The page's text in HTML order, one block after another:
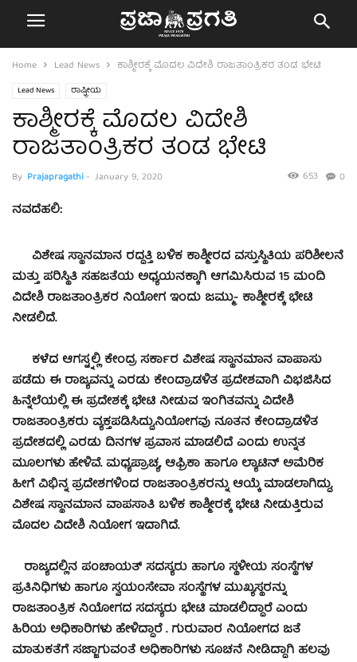
Home Lead News ಕಾಶ್ಮೀರಕ್ಕೆ ಮೊದಲ ವಿದೇಶಿ ರಾಜತಾಂತ್ರಿಕರ ತಂಡ ಭೇಟಿ
Lead News ರಾಷ್ಟ್ರೀಯ
ಕಾಶ್ಮೀರಕ್ಕೆ ಮೊದಲ ವಿದೇಶಿ
ರಾಜತಾಂತ್ರಿಕರ ತಂಡ ಭೇಟಿ
By Prajapragathi- January 9, 2020 0
653
ನವದೆಹಲಿ:
ವಿಶೇಷ ಸ್ಥಾನಮಾನ ರದ್ದತ್ತಿ ಬಳಿಕ ಕಾಶ್ಮೀರದ ವಸ್ತುಸ್ಥಿತಿಯ ಪರಿಶೀಲನೆ
ಮತ್ತು ಪರಿಸ್ಥಿತಿ ಸಹಜತೆಯ ಅಧ್ಯಯನಕ್ಕಾಗಿ ಆಗಮಿಸಿರುವ 15 ಮಂದಿ
ವಿದೇಶಿ ರಾಜತಾಂತ್ರಿಕರ ನಿಯೋಗ ಇಂದು ಜಮ್ಮು- ಕಾಶ್ಮೀರಕ್ಕೆ ಭೇಟಿ
ನೀಡಲಿದೆ.
ಕಳೆದ ಆಗಸ್ಟ್ನಲ್ಲಿ ಕೇಂದ್ರ ಸರ್ಕಾರ ವಿಶೇಷ ಸ್ಥಾನಮಾನ ವಾಪಾಸು
ಪಡೆದು ಈ ರಾಜ್ಯವನ್ನು ಎರಡು ಕೇಂದ್ರಾಡಳಿತ ಪ್ರದೇಶವಾಗಿ ವಿಭಜಿಸಿದ
ಹಿನ್ನೆಲೆಯಲ್ಲಿ ಈ ಪ್ರದೇಶಕ್ಕೆ ಭೇಟಿ ನೀಡುವ ಇಂಗಿತವನ್ನು ವಿದೇಶಿ
ರಾಜತಾಂತ್ರಿಕರು ವ್ಯಕ್ತಪಡಿಸಿದ್ದು,ನಿಯೋಗವು ನೂತನ ಕೇಂದ್ರಾಡಳಿತ
ಪ್ರದೇಶದಲ್ಲಿ ಎರಡು ದಿನಗಳ ಪ್ರವಾಸ ಮಾಡಲಿದೆ ಎಂದು ಉನ್ನತ
ಮೂಲಗಳು ಹೇಳಿವೆ. ಮಧ್ಯಪ್ರಾಚ್ಯ, ಆಫ್ರಿಕಾ ಹಾಗೂ ಲ್ಯಾಟಿನ್ ಅಮೆರಿಕ
ಹೀಗೆ ವಿಭಿನ್ನ ಪ್ರದೇಶಗಳಿಂದ ರಾಜತಾಂತ್ರಿಕರನ್ನು ಆಯ್ಕೆ ಮಾಡಲಾಗಿದ್ದು,
ವಿಶೇಷ ಸ್ಥಾನಮಾನ ವಾಪಸಾತಿ ಬಳಿಕ ಕಾಶ್ಮೀರಕ್ಕೆ ಭೇಟಿ ನೀಡುತ್ತಿರುವ
ಮೊದಲ ವಿದೇಶಿ ನಿಯೋಗ ಇದಾಗಿದೆ.
ರಾಜ್ಯದಲ್ಲಿನ ಪಂಚಾಯತ್ ಸದಸ್ಯರು ಹಾಗೂ ಸ್ಥಳೀಯ ಸಂಸ್ಥೆಗಳ
ಪ್ರತಿನಿಧಿಗಳು ಹಾಗೂ ಸ್ವಯಂಸೇವಾ ಸಂಸ್ಥೆಗಳ ಮುಖ್ಯಸ್ಥರನ್ನು
ರಾಜತಾಂತ್ರಿಕ ನಿಯೋಗದ ಸದಸ್ಯರು ಭೇಟಿ ಮಾಡಲಿದ್ದಾರೆ ಎಂದು
ಹಿರಿಯ ಅಧಿಕಾರಿಗಳು ಹೇಳಿದ್ದಾರೆ . ಗುರುವಾರ ನಿಯೋಗದ ಜತೆ
ಮಾತುಕತೆಗೆ ಸಜ್ಜಾಗುವಂತೆ ಅಧಿಕಾರಿಗಳು ಸೂಚನೆ ನೀಡಿದ್ದಾಗಿ ಹಲವು